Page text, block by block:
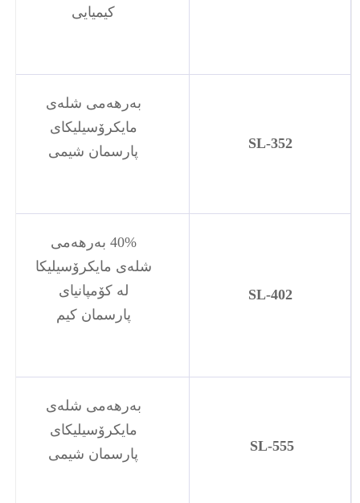
کیمیایی
SL-352
بەرهەمی شلەی
مایکرۆسیلیکای
پارسمان شیمی
SL-402
40% بەرهەمی
شلەی مایکرۆسیلیکا
لە کۆمپانیای
پارسمان کیم
SL-555
بەرهەمی شلەی
مایکرۆسیلیکای
پارسمان شیمی